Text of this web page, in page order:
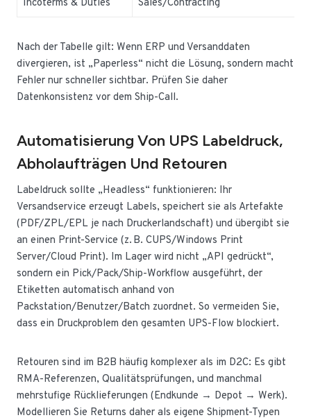
Incoterms & Duties Sales/Contracting
Nach der Tabelle gilt: Wenn ERP und Versanddaten
divergieren, ist „Paperless“ nicht die Lösung, sondern macht
Fehler nur schneller sichtbar. Prüfen Sie daher
Datenkonsistenz vor dem Ship-Call.
Automatisierung Von UPS Labeldruck,
Abholaufträgen Und Retouren
Labeldruck sollte „Headless“ funktionieren: Ihr
Versandservice erzeugt Labels, speichert sie als Artefakte
(PDF/ZPL/EPL je nach Druckerlandschaft) und übergibt sie
an einen Print-Service (z. B. CUPS/Windows Print
Server/Cloud Print). Im Lager wird nicht „API gedrückt“,
sondern ein Pick/Pack/Ship-Workflow ausgeführt, der
Etiketten automatisch anhand von
Packstation/Benutzer/Batch zuordnet. So vermeiden Sie,
dass ein Druckproblem den gesamten UPS-Flow blockiert.
Retouren sind im B2B häufig komplexer als im D2C: Es gibt
RMA-Referenzen, Qualitätsprüfungen, und manchmal
mehrstufige Rücklieferungen (Endkunde → Depot → Werk).
Modellieren Sie Returns daher als eigene Shipment-Typen